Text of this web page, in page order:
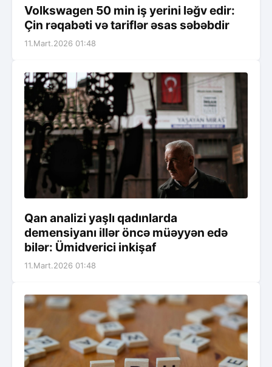
Volkswagen 50 min iş yerini ləğv edir:
Çin rəqabəti və tariflər əsas səbəbdir
11.Mart.2026 01:48
Qan analizi yaşlı qadınlarda
demensiyanı illər öncə müəyyən edə
bilər: Ümidverici inkişaf
11.Mart.2026 01:48